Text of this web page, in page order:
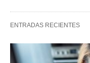
ENTRADAS RECIENTES